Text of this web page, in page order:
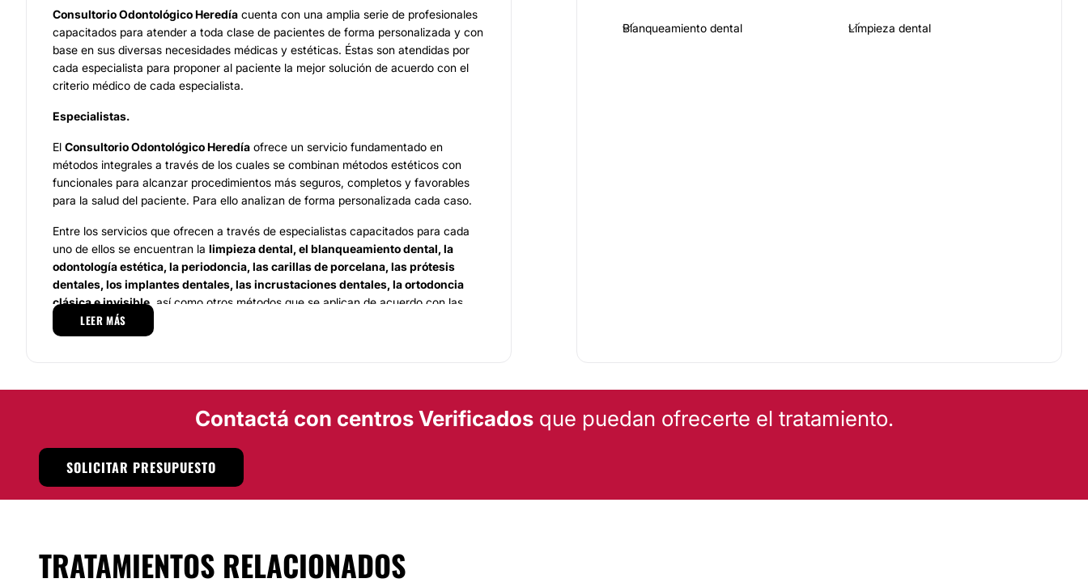
Consultorio Odontológico Heredía cuenta con una amplia serie de profesionales
capacitados para atender a toda clase de pacientes de forma personalizada y con
base en sus diversas necesidades médicas y estéticas. Éstas son atendidas por
cada especialista para proponer al paciente la mejor solución de acuerdo con el
criterio médico de cada especialista.
Especialistas.
El Consultorio Odontológico Heredía ofrece un servicio fundamentado en
métodos integrales a través de los cuales se combinan métodos estéticos con
funcionales para alcanzar procedimientos más seguros, completos y favorables
para la salud del paciente. Para ello analizan de forma personalizada cada caso.
Entre los servicios que ofrecen a través de especialistas capacitados para cada
uno de ellos se encuentran la limpieza dental, el blanqueamiento dental, la
odontología estética, la periodoncia, las carillas de porcelana, las prótesis
dentales, los implantes dentales, las incrustaciones dentales, la ortodoncia
clásica e invisible, así como otros métodos que se aplican de acuerdo con las
necesidades de cada paciente.
Consultorio Odontológico Heredíase encuentra ubicado en la calleJ. Varela al
478 en la Provincia de Córdoba. Acá atiende de forma particular a toda clase de
paciente.
Financiación o facilidades de pago:
LEER MÁS
Blanqueamiento dental Limpieza dental
Contactá con centros Verificadosque puedan ofrecerte el tratamiento.
SOLICITAR PRESUPUESTO
TRATAMIENTOS RELACIONADOS